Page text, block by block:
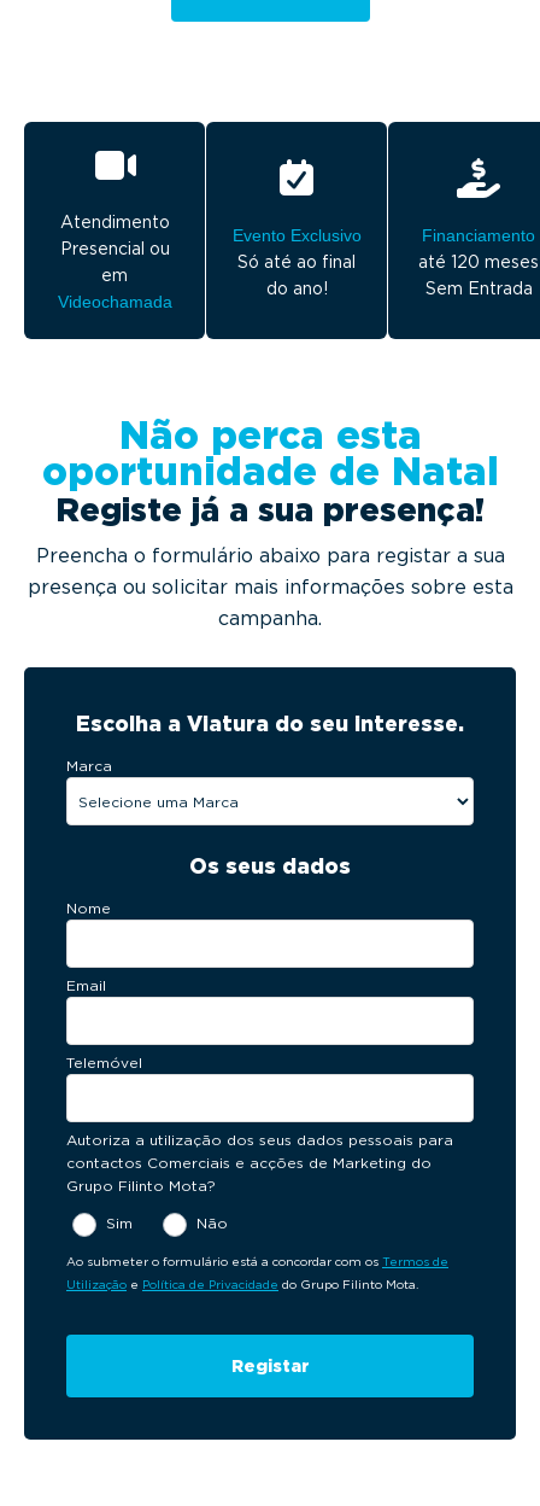
Atendimento
Presencial ou
em
Videochamada
Evento Exclusivo
Só até ao final
do ano!
Financiamento
até 120 meses
Sem Entrada
Não perca esta
oportunidade de Natal
Registe já a sua presença!
Preencha o formulário abaixo para registar a sua
presença ou solicitar mais informações sobre esta
campanha.
Escolha a Viatura do seu interesse.
Marca
Os seus dados
Nome
Email
Telemóvel
Autoriza a utilização dos seus dados pessoais para
contactos Comerciais e acções de Marketing do
Grupo Filinto Mota?
Sim Não
Ao submeter o formulário está a concordar com os Termos de
Utilização e Política de Privacidade do Grupo Filinto Mota.